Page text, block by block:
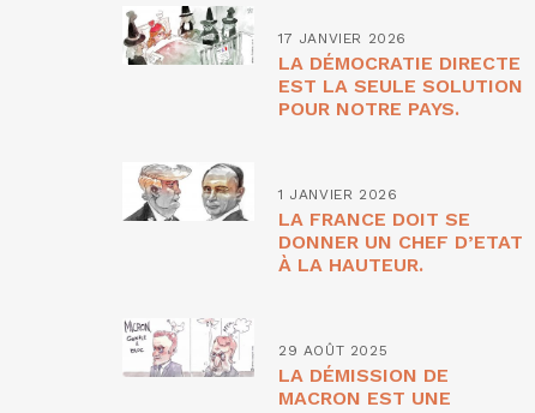
17 JANVIER 2026
LA DÉMOCRATIE DIRECTE
EST LA SEULE SOLUTION
POUR NOTRE PAYS.
1 JANVIER 2026
LA FRANCE DOIT SE
DONNER UN CHEF D’ETAT
À LA HAUTEUR.
29 AOÛT 2025
LA DÉMISSION DE
MACRON EST UNE